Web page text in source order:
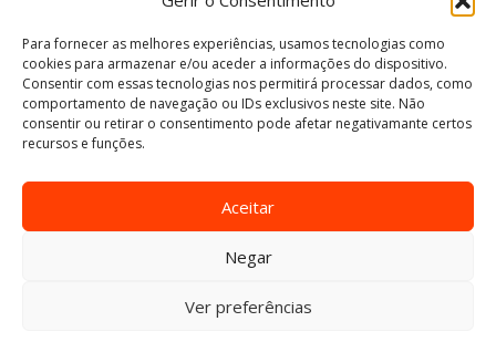
Para fornecer as melhores experiências, usamos tecnologias como
cookies para armazenar e/ou aceder a informações do dispositivo.
Consentir com essas tecnologias nos permitirá processar dados, como
comportamento de navegação ou IDs exclusivos neste site. Não
consentir ou retirar o consentimento pode afetar negativamante certos
recursos e funções.
Aceitar
Negar
Ver preferências
Concordo com o tratamento de dados de acordo
com a Política de Privacidade.
Copyright © 2024
Desenvolvido por: Vítor Carneiro